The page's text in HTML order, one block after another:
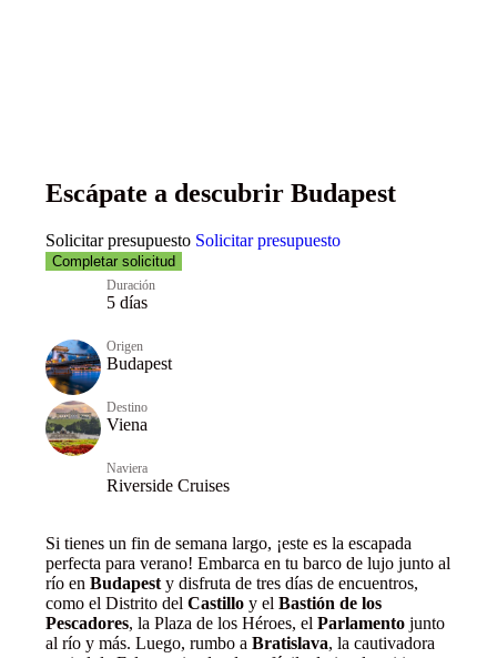
Escápate a descubrir Budapest
Solicitar presupuesto Solicitar presupuesto
Completar solicitud
Duración
5 días
Origen
Budapest
Destino
Viena
Naviera
Riverside Cruises
Si tienes un fin de semana largo, ¡este es la escapada
perfecta para verano! Embarca en tu barco de lujo junto al
río en Budapesty disfruta de tres días de encuentros,
como el Distrito del Castilloy el Bastión de los
Pescadores, la Plaza de los Héroes, el Parlamentojunto
al río y más. Luego, rumbo a Bratislava, la cautivadora